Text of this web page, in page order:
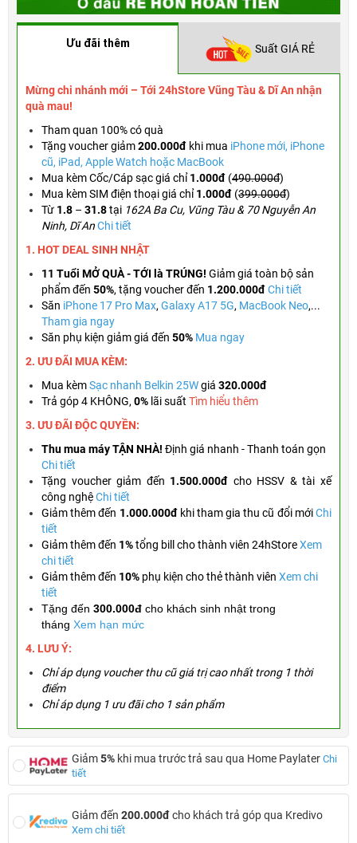
Ưu đãi thêm Suất GIÁ RẺ
Mừng chi nhánh mới – Tới 24hStore Vũng Tàu & Dĩ An nhận
quà mau!
Tham quan 100% có quà
Tặng vouchergiảm200.000đ khi mua iPhone mới, iPhone
cũ, iPad, Apple Watch hoặc MacBook
Mua kèm Cốc/Cáp sạc giá chỉ1.000đ (490.000đ)
Mua kèm SIM điện thoại giá chỉ1.000đ (399.000đ)
Từ 1.8 – 31.8tại 162A Ba Cu, Vũng Tàu & 70 Nguyễn An
Ninh, Dĩ AnChi tiết
1. HOT DEAL SINH NHẬT
11 Tuổi MỞ QUÀ - TỚI là TRÚNG! Giảm giá toàn bộ sản
phẩm đến 50%, tặng voucher đến 1.200.000đChi tiết
Săn iPhone 17 Pro Max, Galaxy A17 5G, MacBook Neo,...
Tham gia ngay
Săn phụ kiện giảm giá đến 50% Mua ngay
2. ƯU ĐÃI MUA KÈM:
Mua kèmSạc nhanh Belkin 25Wgiá 320.000đ
Trả góp 4 KHÔNG, 0% lãi suất Tìm hiểu thêm
3. ƯU ĐÃI ĐỘC QUYỀN:
Thu mua máy TẬN NHÀ! Định giá nhanh - Thanh toán gọn
Chi tiết
Tặng voucher giảm đến 1.500.000đ cho HSSV & tài xế
công nghệChi tiết
Giảm thêm đến 1.000.000đkhi tham gia thu cũ đổi mớiChi
tiết
Giảm thêm đến 1%tổng bill cho thành viên 24hStoreXem
chi tiết
Giảm thêm đến 10% phụ kiện cho thẻ thành viên Xem chi
tiết
Tặng đến 300.000đ cho khách sinh nhật trong
tháng Xem hạn mức
4. LƯU Ý:
Chỉ áp dụng voucher thu cũ giá trị cao nhất trong 1 thời
điểm
Chỉ áp dụng 1 ưu đãi cho 1 sản phẩm
Giảm5% khi mua trước trả sau qua Home Paylater Chi
tiết
Giảm đến 200.000đcho khách trả góp qua Kredivo
Xem chi tiết